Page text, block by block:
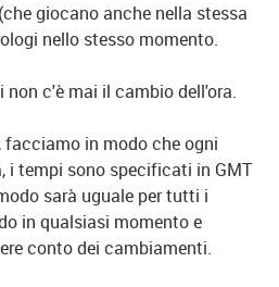
giocano anche nella stessa
nello stesso momento.
c'è mai il cambio dell'ora.
facciamo in modo che ogni
i tempi sono specificati in GMT
sarà uguale per tutti i
in qualsiasi momento e
conto dei cambiamenti.